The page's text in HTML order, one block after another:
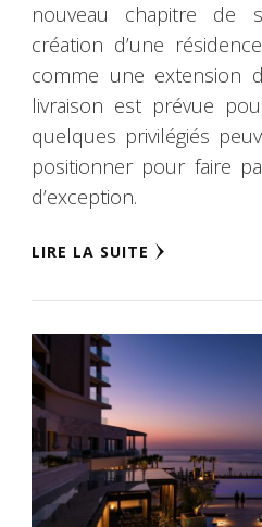
nouveau chapitre de
création d’une
comme une extension
livraison est prévue
quelques privilégiés
positionner pour faire
d’exception.
LIRE LA SUITE